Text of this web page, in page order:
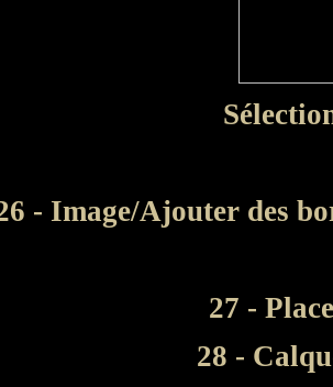
- Image/Ajouter des
27 -
28 -